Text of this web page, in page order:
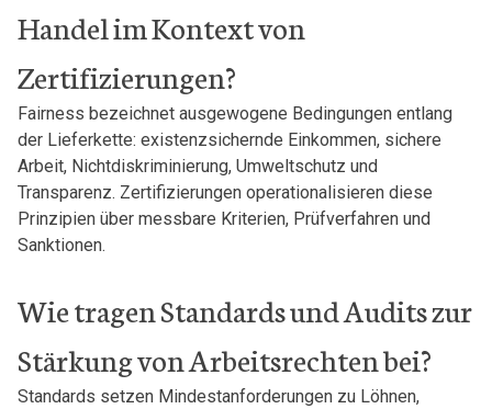
Handel im Kontext von
Zertifizierungen?
Fairness bezeichnet ausgewogene Bedingungen entlang
der Lieferkette: existenzsichernde Einkommen, sichere
Arbeit, Nichtdiskriminierung, Umweltschutz und
Transparenz. Zertifizierungen operationalisieren diese
Prinzipien über messbare Kriterien, Prüfverfahren und
Sanktionen.
Wie tragen Standards und Audits zur
Stärkung von Arbeitsrechten bei?
Standards setzen Mindestanforderungen zu Löhnen,